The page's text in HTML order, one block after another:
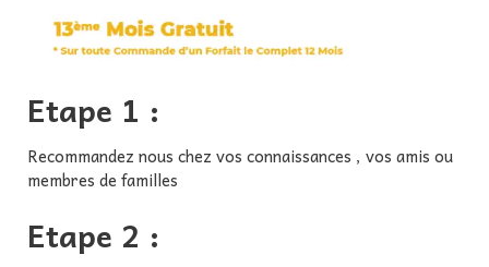
Etape 1 :
Recommandez nous chez vos connaissances , vos amis ou
membres de familles
Etape 2 :